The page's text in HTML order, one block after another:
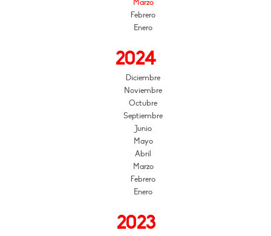
Marzo
Febrero
Enero
2024
Diciembre
Noviembre
Octubre
Septiembre
Junio
Mayo
Abril
Marzo
Febrero
Enero
2023